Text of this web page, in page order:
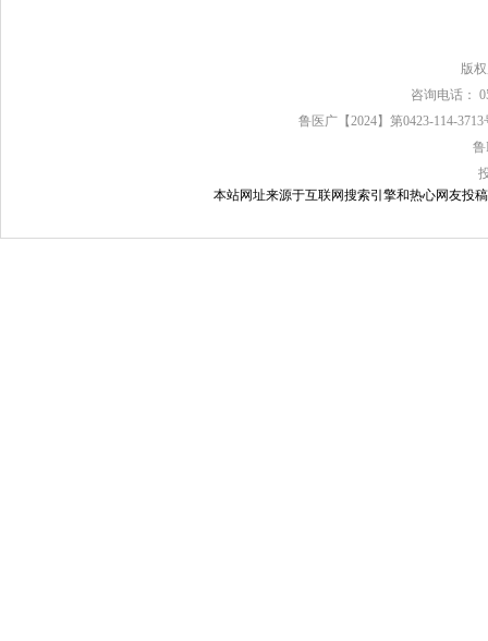
版
咨询电话：
鲁医广【2024】第0423-114-
鲁
本站网址来源于互联网搜索引擎和热心网友投